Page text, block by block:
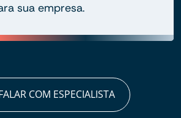
sua empresa.
COM ESPECIALISTA